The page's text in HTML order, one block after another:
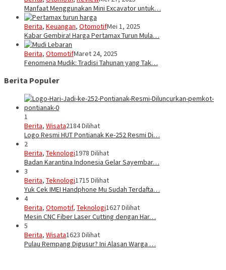
Manfaat Menggunakan Mini Excavator untuk…
Berita, Keuangan, OtomotifMei 1, 2025
Kabar Gembira! Harga Pertamax Turun Mula…
Berita, OtomotifMaret 24, 2025
Fenomena Mudik: Tradisi Tahunan yang Tak…
Berita Populer
1
Berita, Wisata2184 Dilihat
Logo Resmi HUT Pontianak Ke-252 Resmi Di…
2
Berita, Teknologi1978 Dilihat
Badan Karantina Indonesia Gelar Sayembar…
3
Berita, Teknologi1715 Dilihat
Yuk Cek IMEI Handphone Mu Sudah Terdafta…
4
Berita, Otomotif, Teknologi1627 Dilihat
Mesin CNC Fiber Laser Cutting dengan Har…
5
Berita, Wisata1623 Dilihat
Pulau Rempang Digusur? Ini Alasan Warga …